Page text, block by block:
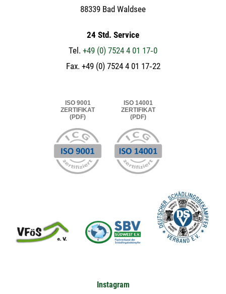
88339 Bad Waldsee
24 Std. Service
Tel. +49 (0) 7524 4 01 17‑0
Fax. +49 (0) 7524 4 01 17‑22
ISO 9001
ZERTIFIKAT
(PDF)
ISO 14001
ZERTIFIKAT
(PDF)
Instagram